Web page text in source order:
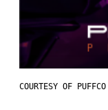
COURTESY OF PUFFCO